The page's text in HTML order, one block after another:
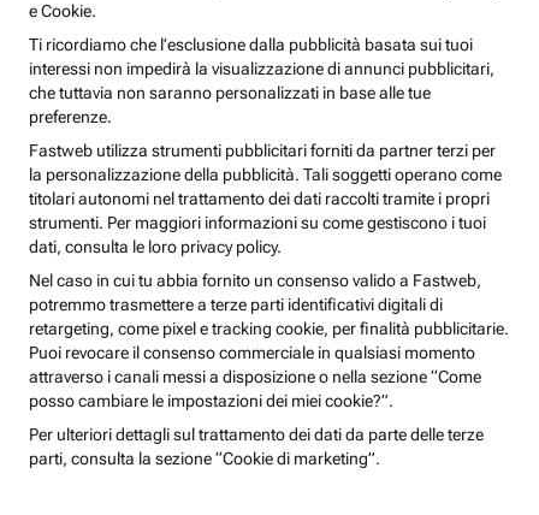
e Cookie.
Ti ricordiamo che l’esclusione dalla pubblicità basata sui tuoi
interessi non impedirà la visualizzazione di annunci pubblicitari,
che tuttavia non saranno personalizzati in base alle tue
preferenze.
Fastweb utilizza strumenti pubblicitari forniti da partner terzi per
la personalizzazione della pubblicità. Tali soggetti operano come
titolari autonomi nel trattamento dei dati raccolti tramite i propri
strumenti. Per maggiori informazioni su come gestiscono i tuoi
dati, consulta le loro privacy policy.
Nel caso in cui tu abbia fornito un consenso valido a Fastweb,
potremmo trasmettere a terze parti identificativi digitali di
retargeting, come pixel e tracking cookie, per finalità pubblicitarie.
Puoi revocare il consenso commerciale in qualsiasi momento
attraverso i canali messi a disposizione o nella sezione “Come
posso cambiare le impostazioni dei miei cookie?”.
Per ulteriori dettagli sul trattamento dei dati da parte delle terze
parti, consulta la sezione “Cookie di marketing”.